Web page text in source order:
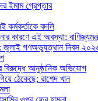
ইমাম গ্রেপ্তার
কর্মকর্তাকে বদলি
কারণে এই অবস্থা:
জুলাই গণঅভ্যুত্থান দিবস
বিরুদ্ধে আনুষ্ঠানিক অভিযোগ
ঠেকেছে: রাশেদ খান